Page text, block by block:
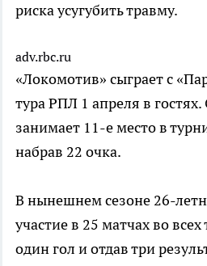
риска усугубить травму.
adv.rbc.ru
«Локомотив» сыграет с
тура РПЛ 1 апреля в
занимает 11-е место в
набрав 22 очка.
В нынешнем сезоне 26-
участие в 25 матчах во
один гол и отдав три